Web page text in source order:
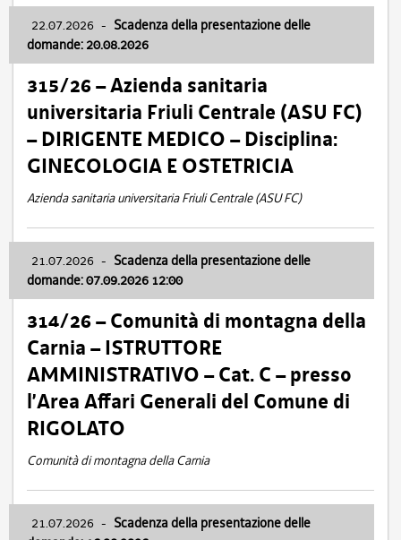
22.07.2026 - Scadenza della presentazione delle
domande: 20.08.2026
315/26 – Azienda sanitaria
universitaria Friuli Centrale (ASU FC)
– DIRIGENTE MEDICO – Disciplina:
GINECOLOGIA E OSTETRICIA
Azienda sanitaria universitaria Friuli Centrale (ASU FC)
21.07.2026 - Scadenza della presentazione delle
domande: 07.09.2026 12:00
314/26 – Comunità di montagna della
Carnia – ISTRUTTORE
AMMINISTRATIVO – Cat. C – presso
l’Area Affari Generali del Comune di
RIGOLATO
Comunità di montagna della Carnia
21.07.2026 - Scadenza della presentazione delle